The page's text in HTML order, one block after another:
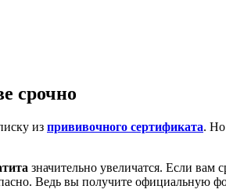
срочно
из прививочного сертификата. Но
значительно увеличатся. Если вам
Ведь вы получите официальную